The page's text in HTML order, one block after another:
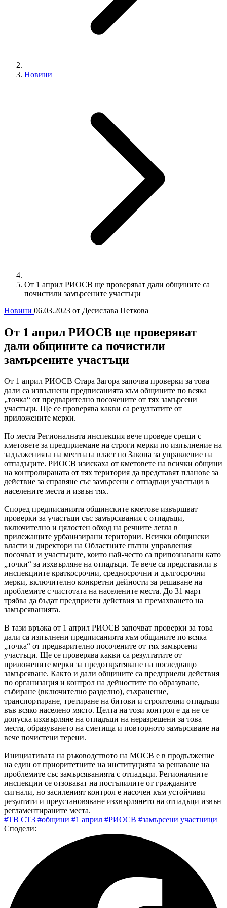
Новини
От 1 април РИОСВ ще проверяват дали общините са
почистили замърсените участъци
Новини 06.03.2023 от Десислава Петкова
От 1 април РИОСВ ще проверяват
дали общините са почистили
замърсените участъци
От 1 април РИОСВ Стара Загора започва проверки за това
дали са изпълнени предписанията към общините по всяка
„точка“ от предварително посочените от тях замърсени
участъци. Ще се проверява какви са резултатите от
приложените мерки.
По места Регионалната инспекция вече проведе срещи с
кметовете за предприемане на строги мерки по изпълнение на
задълженията на местната власт по Закона за управление на
отпадъците. РИОСВ изискаха от кметовете на всички общини
на контролираната от тях територия да представят планове за
действие за справяне със замърсени с отпадъци участъци в
населените места и извън тях.
Според предписанията общинските кметове извършват
проверки за участъци със замърсявания с отпадъци,
включително и цялостен обход на речните легла в
прилежащите урбанизирани територии. Всички общински
власти и директори на Областните пътни управления
посочват и участъците, които най-често са припознавани като
„точки“ за изхвърляне на отпадъци. Те вече са представили в
инспекциите краткосрочни, средносрочни и дългосрочни
мерки, включително конкретни дейности за решаване на
проблемите с чистотата на населените места. До 31 март
трябва да бъдат предприети действия за премахването на
замърсяванията.
В тази връзка от 1 април РИОСВ започват проверки за това
дали са изпълнени предписанията към общините по всяка
„точка“ от предварително посочените от тях замърсени
участъци. Ще се проверява какви са резултатите от
приложените мерки за предотвратяване на последващо
замърсяване. Както и дали общините са предприели действия
по организация и контрол на дейностите по образуване,
събиране (включително разделно), съхранение,
транспортиране, третиране на битови и строителни отпадъци
във всяко населено място. Целта на този контрол е да не се
допуска изхвърляне на отпадъци на неразрешени за това
места, образуването на сметища и повторното замърсяване на
вече почистени терени.
Инициативата на ръководството на МОСВ е в продължение
на един от приоритетните на институцията за решаване на
проблемите със замърсяванията с отпадъци. Регионалните
инспекции се отзовават на постъпилите от гражданите
сигнали, но засиленият контрол е насочен към устойчиви
резултати и преустановяване изхвърлянето на отпадъци извън
регламентираните места.
#ТВ СТЗ #общини #1 април #РИОСВ #замърсени участници
Сподели: